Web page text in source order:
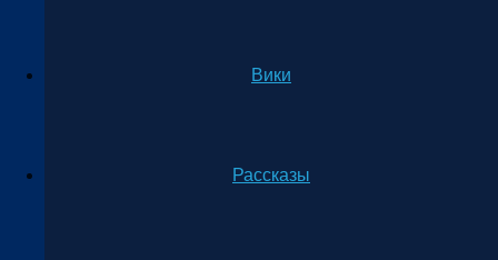
Вики
Рассказы